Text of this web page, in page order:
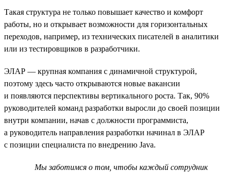
Такая структура не только повышает качество и комфорт
работы, но и открывает возможности для горизонтальных
переходов, например, из технических писателей в аналитики
или из тестировщиков в разработчики.
ЭЛАР — крупная компания с динамичной структурой,
поэтому здесь часто открываются новые вакансии
и появляются перспективы вертикального роста. Так, 90%
руководителей команд разработки выросли до своей позиции
внутри компании, начав с должности программиста,
а руководитель направления разработки начинал в ЭЛАР
с позиции специалиста по внедрению Java.
Мы заботимся о том, чтобы каждый сотрудник